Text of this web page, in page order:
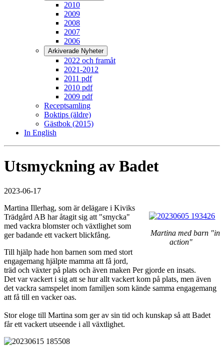
2010
2009
2008
2007
2006
Arkiverade Nyheter
2022 och framåt
2021-2012
2011 pdf
2010 pdf
2009 pdf
Receptsamling
Boktips (äldre)
Gästbok (2015)
In English
Utsmyckning av Badet
2023-06-17
Martina med barn "in
action"
Martina Illerhag, som är delägare i Kiviks
Trädgård AB har åtagit sig att "smycka"
med vackra blomster och växtlighet som
ger badande ett vackert blickfång.
Till hjälp hade hon barnen som med stort
engagemang hjälpte mamma att få jord,
träd och växter på plats och även maken Per gjorde en insats.
Det var vackert i sig att se hur allt vackert kom på plats, men även
det vackra samspelet inom familjen som kände samma engagemang
att få till en vacker oas.
Stor eloge till Martina som ger av sin tid och kunskap så att Badet
får ett vackert utseende i all växtlighet.